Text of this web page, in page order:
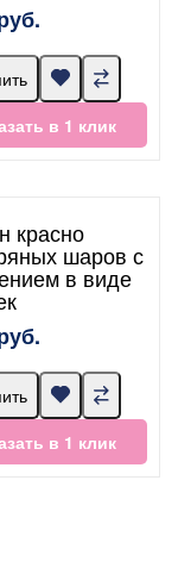
в 1 клик
красно
шаров с
в виде
в 1 клик